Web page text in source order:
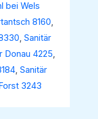
bei Wels
8160,
,Sanitär
Donau 4225,
,Sanitär
3243